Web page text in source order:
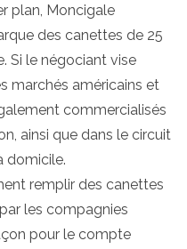
plan, Moncigale
des canettes de 25
Si le négociant vise
marchés américains et
commercialisés
ainsi que dans le circuit
domicile.
remplir des canettes
les compagnies
pour le compte